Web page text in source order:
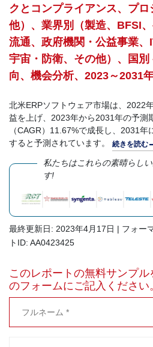
クとコンプライアンス、プ
他）、業界別（製造、BFSI
流通、政府機関・公益事業
宇宙・防衛、その他）、国
向、機会分析、2023～2031
北米ERPソフトウェア市場は、2022
益を上げ、2023年から2031年の予測
（CAGR）11.67%で成長し、2031
すると予測されています。 続きを読む
私たちはこれらの素晴らし
す!
最終更新日: 2023年4月17日 | フォー
トID: AA0423425
このレポートの無料サンプ
のフォームにご記入ください